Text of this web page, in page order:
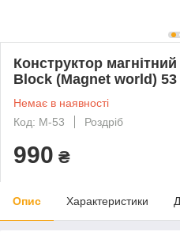
Конструктор
Block (Magnet world) 53
Немає в наявності
Код: M-53
Роздріб
990 ₴
Опис Характеристики